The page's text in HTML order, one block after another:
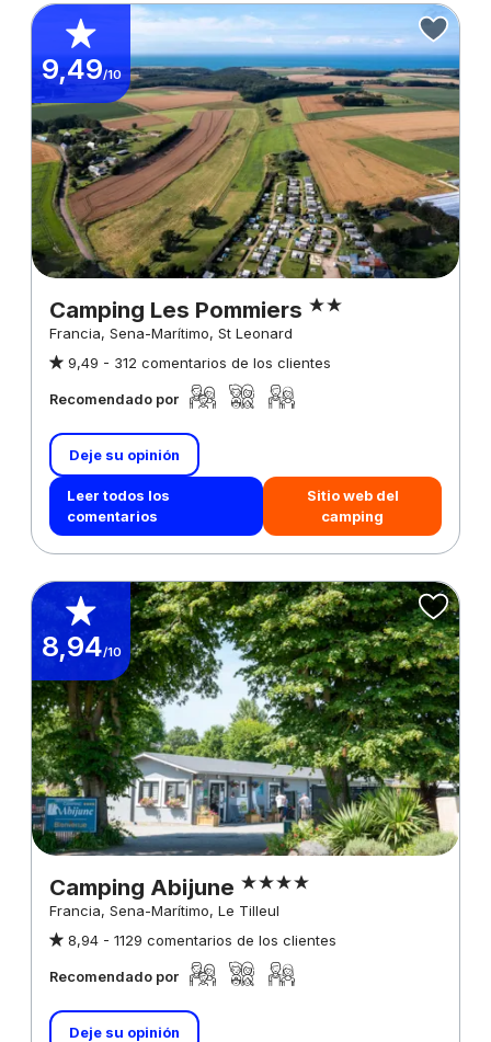
9,49/10
Camping Les Pommiers
Francia, Sena-Marítimo, St Leonard
9,49 - 312 comentarios de los clientes
Recomendado por
Deje su opinión
Leer todos los
comentarios
Sitio web del
camping
8,94/10
Camping Abijune
Francia, Sena-Marítimo, Le Tilleul
8,94 - 1129 comentarios de los clientes
Recomendado por
Deje su opinión